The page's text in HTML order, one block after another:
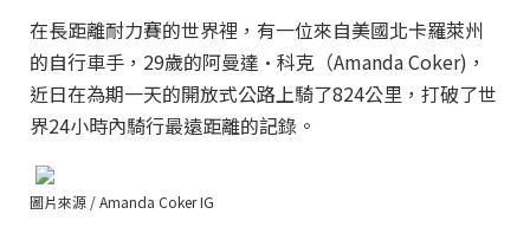
在長距離耐力賽的世界裡，有一位來自美國北卡羅萊州
的自行車手，29歲的阿曼達·科克（Amanda Coker)，
近日在為期一天的開放式公路上騎了824公里，打破了世
界24小時內騎行最遠距離的記錄。
圖片來源 / Amanda Coker IG